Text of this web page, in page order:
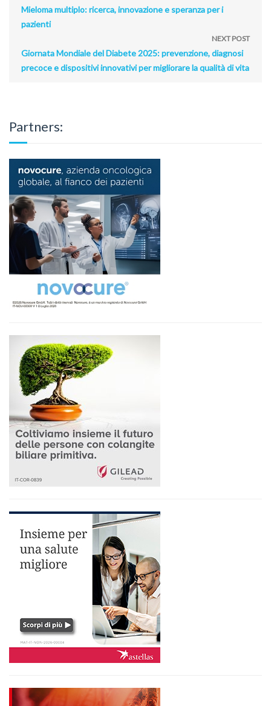
Mieloma multiplo: ricerca, innovazione e speranza per i
pazienti
NEXT POST
Giornata Mondiale del Diabete 2025: prevenzione, diagnosi
precoce e dispositivi innovativi per migliorare la qualità di vita
Partners: